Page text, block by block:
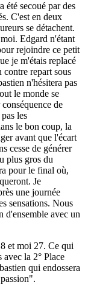
été secoué par des
C'est en deux
se détachent.
Edgard n'étant
rejoindre ce petit
je m'étais replacé
contre repart sous
n'hésitera pas
le monde se
de
les
le bon coup, la
avant que l'écart
cesse de générer
plus gros du
pour le final où,
Je
une journée
sensations. Nous
d'ensemble avec un
et moi 27. Ce qui
avec la 2° Place
qui endossera